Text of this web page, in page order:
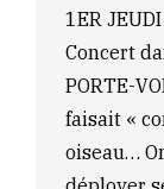
1ER
Concert
PORTE-
faisait «
oiseau…